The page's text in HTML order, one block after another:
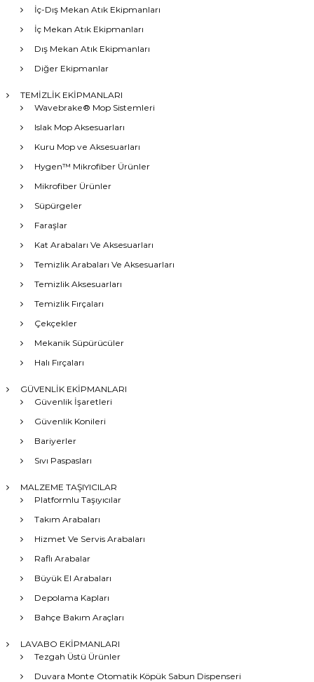
İç-Dış Mekan Atık Ekipmanları
İç Mekan Atık Ekipmanları
Dış Mekan Atık Ekipmanları
Diğer Ekipmanlar
TEMİZLİK EKİPMANLARI
Wavebrake® Mop Sistemleri
Islak Mop Aksesuarları
Kuru Mop ve Aksesuarları
Hygen™ Mikrofiber Ürünler
Mikrofiber Ürünler
Süpürgeler
Faraşlar
Kat Arabaları Ve Aksesuarları
Temizlik Arabaları Ve Aksesuarları
Temizlik Aksesuarları
Temizlik Fırçaları
Çekçekler
Mekanik Süpürücüler
Halı Fırçaları
GÜVENLİK EKİPMANLARI
Güvenlik İşaretleri
Güvenlik Konileri
Bariyerler
Sıvı Paspasları
MALZEME TAŞIYICILAR
Platformlu Taşıyıcılar
Takım Arabaları
Hizmet Ve Servis Arabaları
Raflı Arabalar
Büyük El Arabaları
Depolama Kapları
Bahçe Bakım Araçları
LAVABO EKİPMANLARI
Tezgah Üstü Ürünler
Duvara Monte Otomatik Köpük Sabun Dispenseri